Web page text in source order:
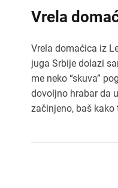
Vrela
Vrela domaćica iz
juga Srbije dolazi
me neko “skuva”
dovoljno hrabar da
začinjeno, baš kako